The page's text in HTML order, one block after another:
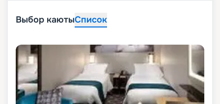
Выбор каютыСписок